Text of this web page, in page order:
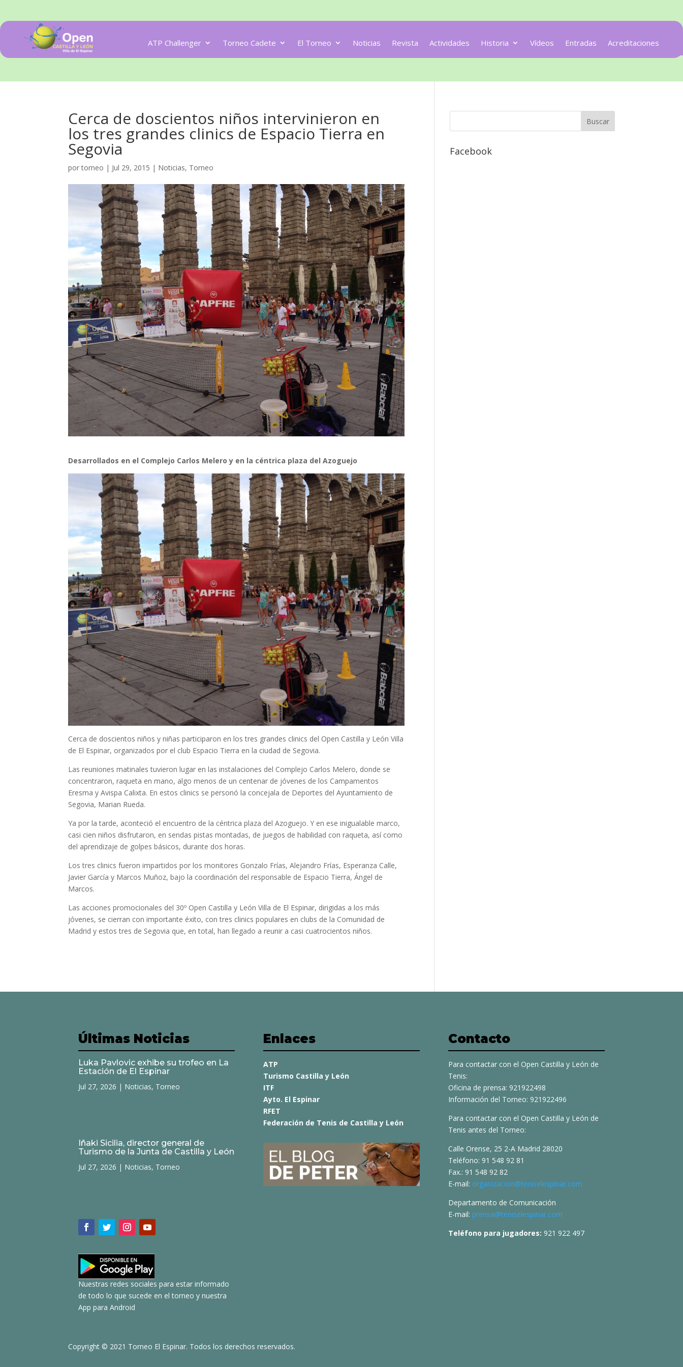
ATP Challenger Torneo Cadete El Torneo Noticias Revista Actividades Historia Vídeos Entradas Acreditaciones
Cerca de doscientos niños intervinieron en
los tres grandes clinics de Espacio Tierra en
Segovia
portorneo | Jul 29, 2015 | Noticias, Torneo
Desarrollados en el Complejo Carlos Melero y en la céntrica plaza del Azoguejo
Cerca de doscientos niños y niñas participaron en los tres grandes clinics del Open Castilla y León Villa
de El Espinar, organizados por el club Espacio Tierra en la ciudad de Segovia.
Las reuniones matinales tuvieron lugar en las instalaciones del Complejo Carlos Melero, donde se
concentraron, raqueta en mano, algo menos de un centenar de jóvenes de los Campamentos
Eresma y Avispa Calixta. En estos clinics se personó la concejala de Deportes del Ayuntamiento de
Segovia, Marian Rueda.
Ya por la tarde, aconteció el encuentro de la céntrica plaza del Azoguejo. Y en ese inigualable marco,
casi cien niños disfrutaron, en sendas pistas montadas, de juegos de habilidad con raqueta, así como
del aprendizaje de golpes básicos, durante dos horas.
Los tres clinics fueron impartidos por los monitores Gonzalo Frías, Alejandro Frías, Esperanza Calle,
Javier García y Marcos Muñoz, bajo la coordinación del responsable de Espacio Tierra, Ángel de
Marcos.
Las acciones promocionales del 30º Open Castilla y León Villa de El Espinar, dirigidas a los más
jóvenes, se cierran con importante éxito, con tres clinics populares en clubs de la Comunidad de
Madrid y estos tres de Segovia que, en total, han llegado a reunir a casi cuatrocientos niños.
Facebook
Últimas Noticias
Luka Pavlovic exhibe su trofeo en La
Estación de El Espinar
Jul 27, 2026 | Noticias, Torneo
Iñaki Sicilia, director general de
Turismo de la Junta de Castilla y León
Jul 27, 2026 | Noticias, Torneo
Nuestras redes sociales para estar informado
de todo lo que sucede en el torneo y nuestra
App para Android
Enlaces
ATP
Turismo Castilla y León
ITF
Ayto. El Espinar
RFET
Federación de Tenis de Castilla y León
Contacto
Para contactar con el Open Castilla y León de
Tenis:
Oficina de prensa: 921922498
Información del Torneo: 921922496
Para contactar con el Open Castilla y León de
Tenis antes del Torneo:
Calle Orense, 25 2-A Madrid 28020
Teléfono: 91 548 92 81
Fax.: 91 548 92 82
E-mail: organizacion@teniselespinar.com
Departamento de Comunicación
E-mail: prensa@teniselespinar.com
Teléfono para jugadores: 921 922 497
Copyright © 2021 Torneo El Espinar. Todos los derechos reservados.